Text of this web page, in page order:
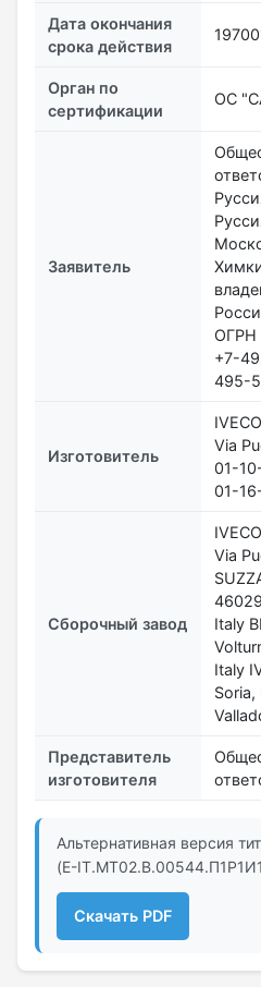
Дата окончания
срока действия
Орган по
сертификации
ОС
Заявитель
ОГРН
+7-
495-
Изготовитель
Via
01-
01-
Сборочный завод
Via
Italy
Italy
Представитель
изготовителя
Альтернативная версия
(E-
Скачать PDF